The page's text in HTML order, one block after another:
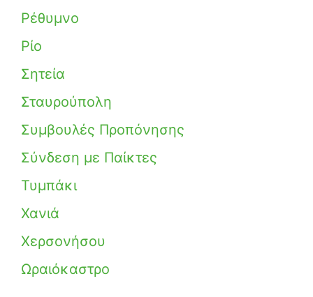
Ρέθυμνο
Ρίο
Σητεία
Σταυρούπολη
Συμβουλές Προπόνησης
Σύνδεση με Παίκτες
Τυμπάκι
Χανιά
Χερσονήσου
Ωραιόκαστρο